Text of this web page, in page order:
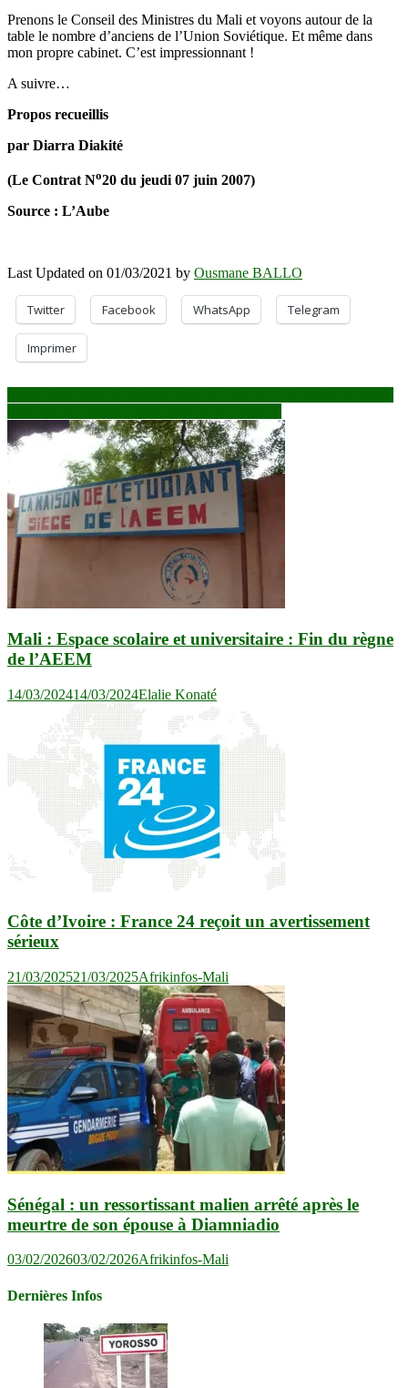
Prenons le Conseil des Ministres du Mali et voyons autour de la
table le nombre d’anciens de l’Union Soviétique. Et même dans
mon propre cabinet. C’est impressionnant !
A suivre…
Propos recueillis
par Diarra Diakité
(Le Contrat No20 du jeudi 07 juin 2007)
Source : L’Aube
Last Updated on 01/03/2021 by Ousmane BALLO
Twitter Facebook WhatsApp Telegram
Imprimer
Navigation
de
l’article
Mali : Espace scolaire et universitaire : Fin du règne
de l’AEEM
14/03/202414/03/2024Elalie Konaté
Côte d’Ivoire : France 24 reçoit un avertissement
sérieux
21/03/202521/03/2025Afrikinfos-Mali
Sénégal : un ressortissant malien arrêté après le
meurtre de son épouse à Diamniadio
03/02/202603/02/2026Afrikinfos-Mali
Dernières Infos